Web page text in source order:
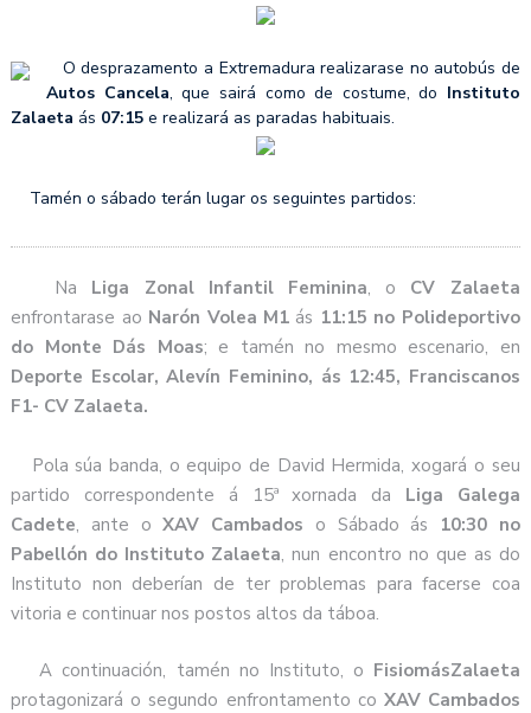
O desprazamento a Extremadura realizarase no autobús de
Autos Cancela, que sairá como de costume, do Instituto
Zalaeta ás 07:15 e realizará as paradas habituais.
Tamén o sábado terán lugar os seguintes partidos:
Na Liga Zonal Infantil Feminina, o CV Zalaeta
enfrontarase ao Narón Volea M1 ás 11:15 no Polideportivo
do Monte Dás Moas; e tamén no mesmo escenario, en
Deporte Escolar, Alevín Feminino, ás 12:45, Franciscanos
F1- CV Zalaeta.
Pola súa banda, o equipo de David Hermida, xogará o seu
partido correspondente á 15ª xornada da Liga Galega
Cadete, ante oXAV Cambados o Sábado ás
10:30 no
Pabellón do Instituto Zalaeta, nun encontro no que as do
Instituto non deberían de ter problemas para facerse coa
vitoria e continuar nos postos altos da táboa.
A continuación, tamén no Instituto, o FisiomásZalaeta
protagonizará o segundo enfrontamento co XAV Cambados